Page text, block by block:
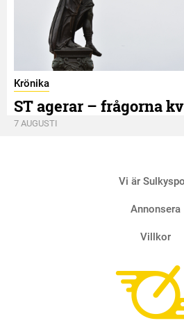
Krönika
ST agerar – frågorna
7 AUGUSTI
Vi är
Annonsera
Villkor